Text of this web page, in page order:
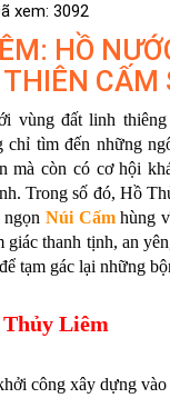
xem: 3092
HỒ
CẤM
vùng đất linh
chỉ tìm đến những
mà còn có cơ hội
Trong số đó, Hồ
Núi Cấmhùng
giác thanh tịnh, an
tạm gác lại những
Liêm
công xây dựng vào